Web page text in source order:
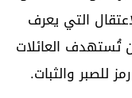
التي يعرف
تُستهدف العائلات
للصبر والثبات.